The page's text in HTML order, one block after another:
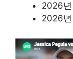
2026
2026년